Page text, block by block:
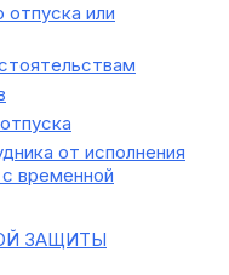
отпуска или
от исполнения
временной
ЗАЩИТЫ